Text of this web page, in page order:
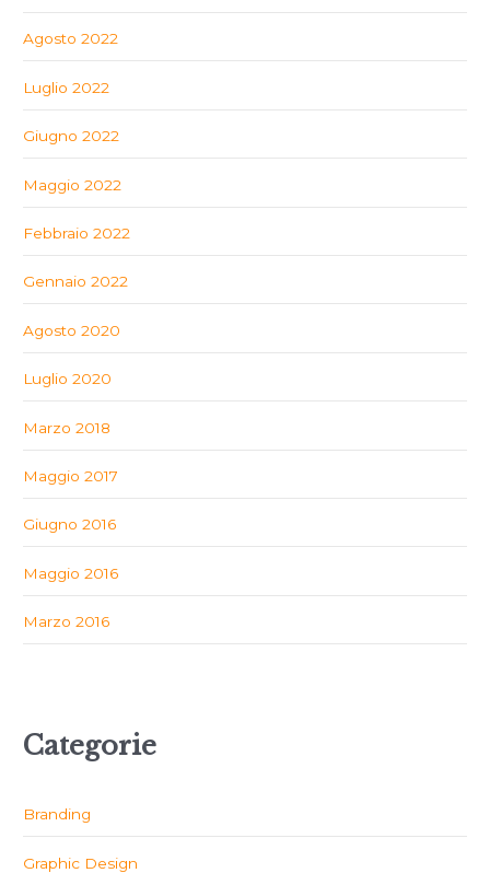
Agosto 2022
Luglio 2022
Giugno 2022
Maggio 2022
Febbraio 2022
Gennaio 2022
Agosto 2020
Luglio 2020
Marzo 2018
Maggio 2017
Giugno 2016
Maggio 2016
Marzo 2016
Categorie
Branding
Graphic Design